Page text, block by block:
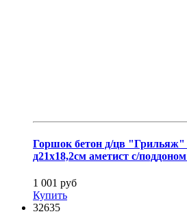
Горшок бетон д/цв "Грильяж"
д21х18,2см аметист с/
1 001 руб
Купить
32635